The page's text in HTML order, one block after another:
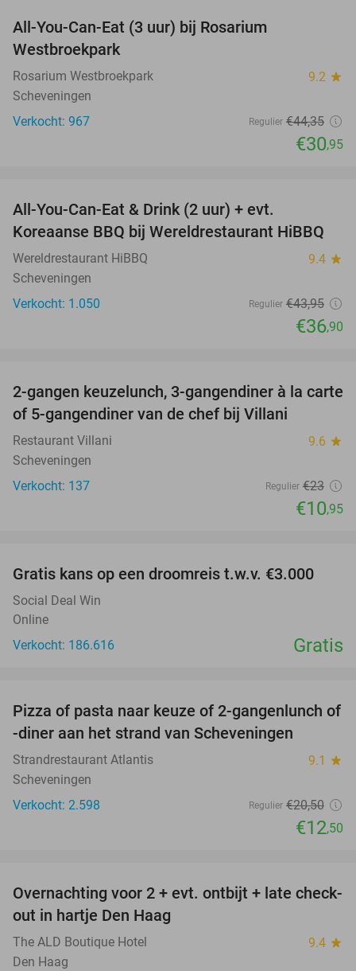
All-You-Can-Eat (3 uur) bij Rosarium
Westbroekpark
Rosarium Westbroekpark 9.2 star
Scheveningen
Verkocht: 967
Regulier €44,35
€30,95
All-You-Can-Eat & Drink (2 uur) + evt.
Koreaanse BBQ bij Wereldrestaurant HiBBQ
Wereldrestaurant HiBBQ 9.4 star
Scheveningen
Verkocht: 1.050
Regulier €43,95
€36,90
52%
2-gangen keuzelunch, 3-gangendiner à la carte
of 5-gangendiner van de chef bij Villani
Restaurant Villani 9.6 star
Scheveningen
Verkocht: 137
Regulier €23
€10,95
Gratis kans op een droomreis t.w.v. €3.000
Social Deal Win
Online
Verkocht: 186.616
Gratis
39%
Pizza of pasta naar keuze of 2-gangenlunch of
-diner aan het strand van Scheveningen
Strandrestaurant Atlantis 9.1 star
Scheveningen
Verkocht: 2.598
Regulier €20,50
€12,50
30%
Overnachting voor 2 + evt. ontbijt + late check-
out in hartje Den Haag
The ALD Boutique Hotel 9.4 star
Den Haag